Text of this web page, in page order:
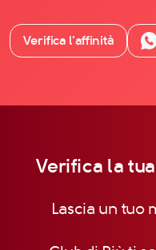
Verifica l’affinità
Verifica la
Lascia un tuo